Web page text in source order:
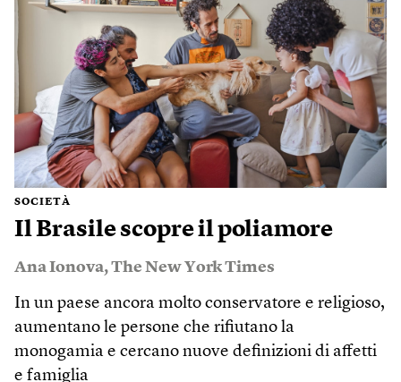
SOCIETÀ
Il Brasile scopre il poliamore
Ana Ionova,The New York Times
In un paese ancora molto conservatore e religioso,
aumentano le persone che rifiutano la
monogamia e cercano nuove definizioni di affetti
e famiglia